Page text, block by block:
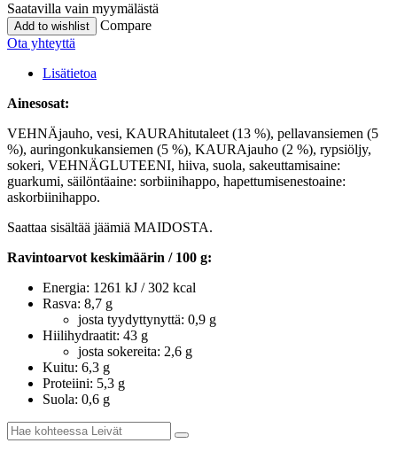
Saatavilla vain myymälästä
Add to wishlist
Compare
Ota yhteyttä
Lisätietoa
Ainesosat:
VEHNÄjauho, vesi, KAURAhitutaleet (13 %), pellavansiemen (5
%), auringonkukansiemen (5 %), KAURAjauho (2 %), rypsiöljy,
sokeri, VEHNÄGLUTEENI, hiiva, suola, sakeuttamisaine:
guarkumi, säilöntäaine: sorbiinihappo, hapettumisenestoaine:
askorbiinihappo.
Saattaa sisältää jäämiä MAIDOSTA.
Ravintoarvot keskimäärin / 100 g:
Energia: 1261 kJ / 302 kcal
Rasva: 8,7 g
josta tyydyttynyttä: 0,9 g
Hiilihydraatit: 43 g
josta sokereita: 2,6 g
Kuitu: 6,3 g
Proteiini: 5,3 g
Suola: 0,6 g